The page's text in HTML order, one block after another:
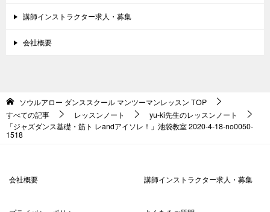
講師インストラクター求人・募集
会社概要
ソウルアロー ダンススクール マンツーマンレッスン TOP
すべての記事
レッスンノート
yu-ki先生のレッスンノート
「ジャズダンス基礎・筋ト レandアイソレ！」池袋教室 2020-4-18-­no0050-
1518
会社概要 講師インストラクター求人・募集